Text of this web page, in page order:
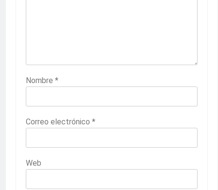
Nombre *
Correo electrónico *
Web